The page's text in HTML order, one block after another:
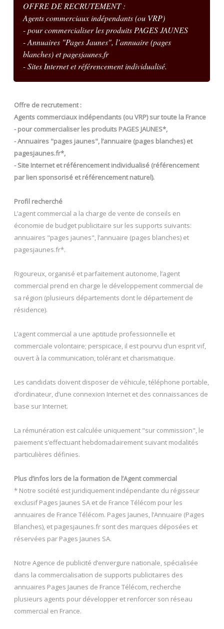
OFFRE DE RECRUTEMENT :
Agents commerciaux indépendants (ou VRP)
- pour commercialiser les produits PAGES JAUNES
- Annuaires "Pages Jaunes", l’annuaire (pages
blanches) et pagesjaunes.fr
- Sites Internet et référencement individualisé.
Offre de recrutement :
Agents commerciaux indépendants (ou VRP) sur toute la France
- pour commercialiser les produits PAGES JAUNES*,
- Annuaires "pages jaunes", l’annuaire (pages blanches) et
pagesjaunes.fr*,
- Site Internet et référencement individualisé (référencement
par lien sponsorisé et référencement naturel).
Profil recherché
L’agent commercial a la charge de vente de conseils en
économie de budget publicitaire sur les supports suivants:
annuaires "pages jaunes", l’annuaire (pages blanches) et
pagesjaunes.fr*.
Rigoureux, organisé et parfaitement autonome, l’agent
commercial prend en charge le développement commercial de
sa région (plusieurs départements dont le département de
résidence).
L’agent commercial a une aptitude professionnelle et
commerciale volontaire; perspicace, il est pourvu d’un esprit vif,
ouvert à la communication, tolérant et charismatique.
Les candidats doivent disposer de véhicule, téléphone portable,
d’ordinateur, d’une connexion Internet et des connaissances de
base sur Internet.
La rémunération est calculée uniquement "sur commission", le
paiement s’effectuant hebdomadairement suivant modalités
particulières définies.
Plus d’infos lors de la formation de l’Agent commercial
* Notre société est juridiquement indépendante du régisseur
exclusif Pages Jaunes SA et de France Télécom pour les
annuaires de France Télécom. Pages Jaunes, l’Annuaire (Pages
Blanches), et pagesjaunes.fr sont des marques déposées et
réservées par Pages Jaunes SA.
Notre Agence de publicité d’envergure nationale, spécialisée
dans la commercialisation de supports publicitaires des
annuaires Pages Jaunes de France Télécom, recherche
plusieurs agents pour développer et renforcer son réseau
commercial en France.